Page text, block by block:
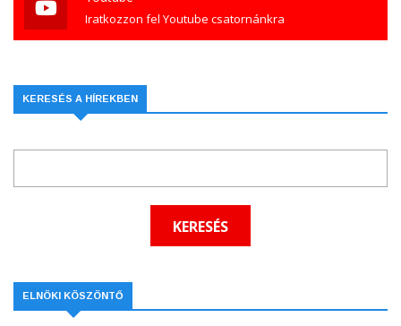
Iratkozzon fel Youtube csatornánkra
KERESÉS A HÍREKBEN
ELNÖKI KÖSZÖNTŐ